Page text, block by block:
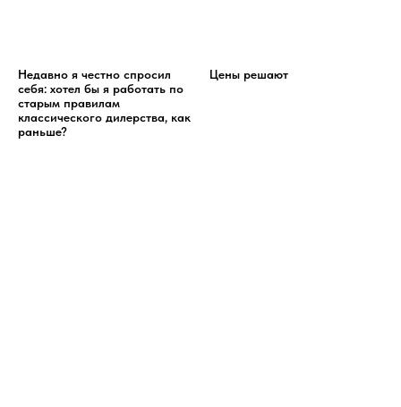
Недавно я честно спросил
себя: хотел бы я работать по
старым правилам
классического дилерства, как
раньше?
Цены решают